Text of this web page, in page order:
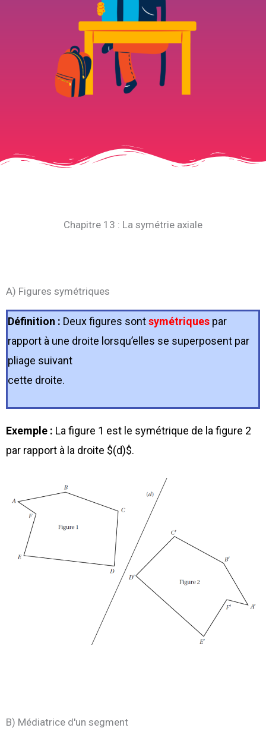
Chapitre 13 : La symétrie axiale
A) Figures symétriques
Définition : Deux figures sontsymétriques par
rapport à une droite lorsqu’elles se superposent par
pliage suivant
cette droite.
Exemple : La figure 1 est le symétrique de la figure 2
par rapport à la droite $(d)$.
B) Médiatrice d'un segment